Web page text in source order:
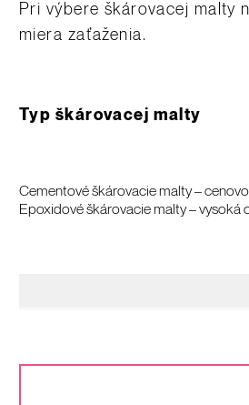
Pri výbere škárovacej malty
miera zaťaženia.
Typ škárovacej malty
Cementové škárovacie malty –
Epoxidové škárovacie malty – vysoká